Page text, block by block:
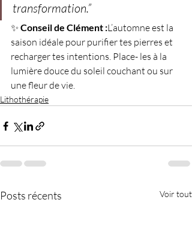
transformation.”
✨ Conseil de Clément :L’automne est la
saison idéale pour purifier tes pierres et
recharger tes intentions. Place- les à la
lumière douce du soleil couchant ou sur
une fleur de vie.
Lithothérapie
Posts récents Voir tout